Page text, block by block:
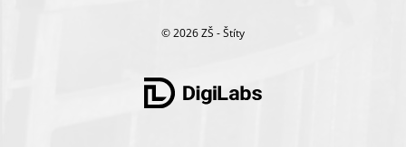
© 2026 ZŠ - Štíty